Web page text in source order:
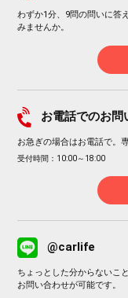
わずか1分、9問の問いに答
みませんか。
お電話でのお問
お急ぎの場合はお電話で。
受付時間：10:00～18:00
@carlife
ちょっとした分からないこ
お問い合わせが可能です。